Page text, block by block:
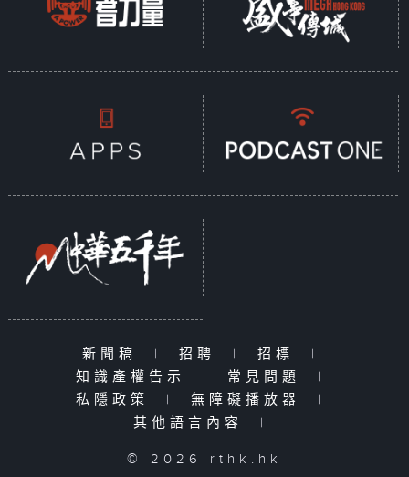
新聞稿 | 招聘 | 招標
|
知識產權告示
| 常見問題
|
私隱政策
| 無障礙播放器
|
其他語言內容
|
© 2026 rthk.hk